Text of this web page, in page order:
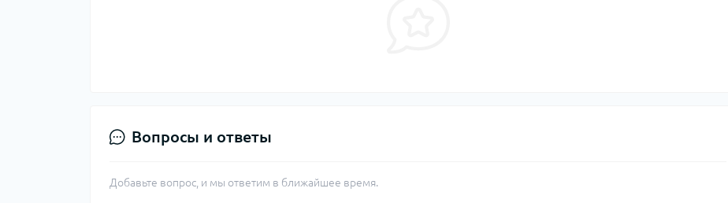
Вопросы и ответы
Добавьте вопрос, и мы ответим в ближайшее время.